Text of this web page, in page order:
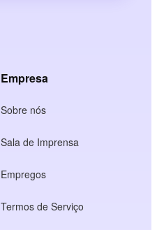
Empresa
Sobre nós
Sala de Imprensa
Empregos
Termos de Serviço